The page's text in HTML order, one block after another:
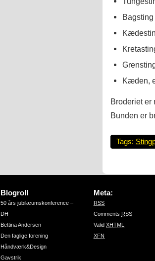
Kæden,
Broderiet er
Bunden er
Tags:
Blogroll
50 års jubilæumskonference –
DH
Bettina Andersen
Den faglige forening
Håndværk&Design
Gavstrik
Meta:
RSS
Comments RSS
Valid XHTML
XFN